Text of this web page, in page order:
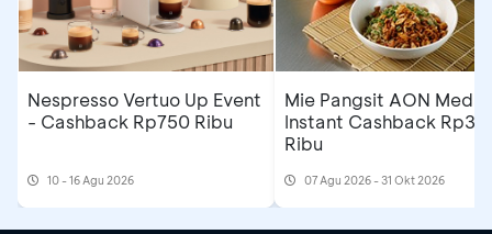
Nespresso Vertuo Up Event
- Cashback Rp750 Ribu
10 - 16 Agu 2026
Mie Pangsit AON
Instant Cashback Rp35
Ribu
07 Agu 2026 - 31 Okt 2026